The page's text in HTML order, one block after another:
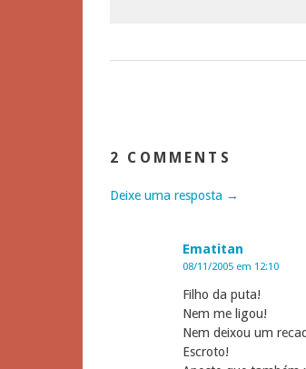
2 COMMENTS
Deixe uma resposta →
Ematitan
08/11/2005 em 12:10
Filho da puta!
Nem me ligou!
Nem deixou um
Escroto!